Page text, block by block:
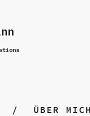
ÜBER MICH